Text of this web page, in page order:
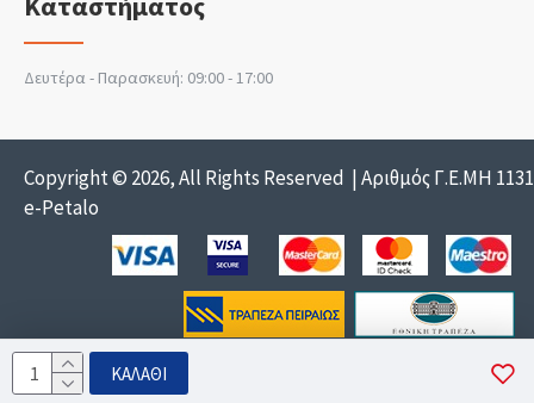
ΚΑΛΆΘΙ
Δευτέρα - Παρασκευή: 09:00 - 17:00
Copyright © 2026, All Rights Reserved | Αριθμός Γ.Ε.ΜΗ
e-Petalo